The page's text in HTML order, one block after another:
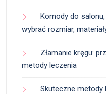
Komody do
wybrać rozmiar,
Złamanie kręgu:
metody leczenia
Skuteczne